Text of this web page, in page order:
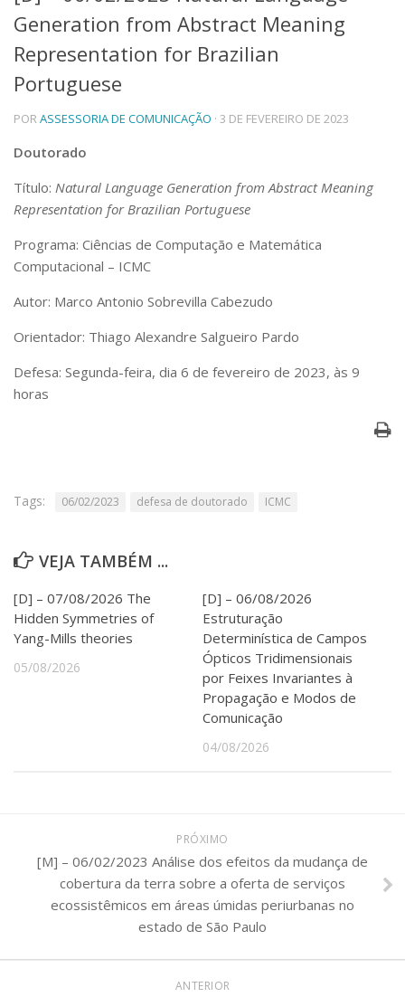
Telefones e Mapas
Pessoas
Ensino
Graduação
Educação a distância
Cursos de Extensão
Linhas de Pesquisa
Centros, Núcleos e Projetos em Rede
Pós-doutorado
Iniciação Científica
Transferência de Tecnologia
Empresas Juniores
Projetos, Programas e Cursos
Artes, Cultura e Esportes
RH, Administrativo e Financeiro
Assessorias e Mídias
Jornal da USP
Agenda de Eventos
Defesa de Teses
Generation from Abstract Meaning
Representation for Brazilian
Portuguese
PORASSESSORIA DE COMUNICAÇÃO · 3 DE FEVEREIRO DE 2023
Doutorado
Título: Natural Language Generation from Abstract Meaning
Representation for Brazilian Portuguese
Programa: Ciências de Computação e Matemática
Computacional – ICMC
Autor: Marco Antonio Sobrevilla Cabezudo
Orientador: Thiago Alexandre Salgueiro Pardo
Defesa: Segunda-feira, dia 6 de fevereiro de 2023, às 9
horas
Tags: 06/02/2023 defesa de doutorado ICMC
VEJA TAMBÉM ...
[D] – 07/08/2026 The
Hidden Symmetries of
Yang-Mills theories
05/08/2026
[D] – 06/08/2026
Estruturação
Determinística de Campos
Ópticos Tridimensionais
por Feixes Invariantes à
Propagação e Modos de
Comunicação
04/08/2026
PRÓXIMO
[M] – 06/02/2023 Análise dos efeitos da mudança de
cobertura da terra sobre a oferta de serviços
ecossistêmicos em áreas úmidas periurbanas no
estado de São Paulo
ANTERIOR